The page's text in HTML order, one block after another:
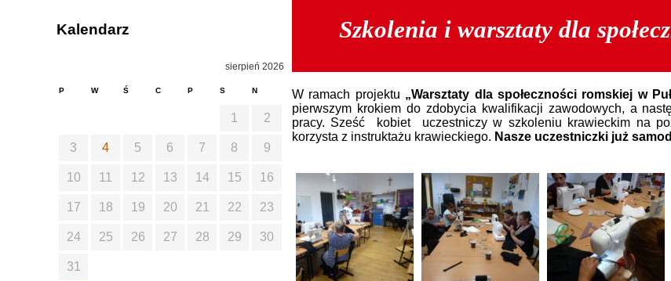
Szkolenia i warsztaty dla
W ramach projektu „Warsztaty dla społeczności romskiej w
pierwszym krokiem do zdobycia kwalifikacji zawodowych, a
pracy. Sześć kobiet uczestniczy w szkoleniu krawieckim na
korzysta z instruktażu krawieckiego. Nasze uczestniczki już
Kalendarz
sierpień 2026
P W Ś C P S N
1 2
3 4 5 6 7 8 9
10 11 12 13 14 15 16
17 18 19 20 21 22 23
24 25 26 27 28 29 30
31